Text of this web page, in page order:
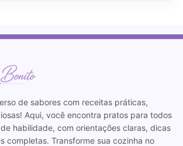
de sabores com receitas práticas,
Aqui, você encontra pratos para todos
habilidade, com orientações claras, dicas
completas. Transforme sua cozinha no